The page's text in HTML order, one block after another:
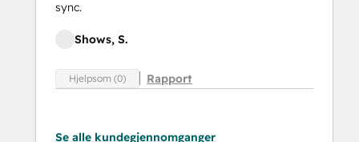
sync.
Shows, S.
Hjelpsom (0) Rapport
Se alle kundegjennomganger